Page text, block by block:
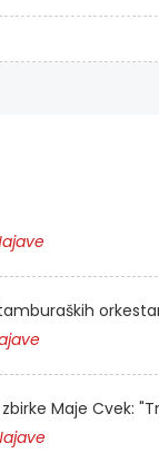
Maje Cvek: